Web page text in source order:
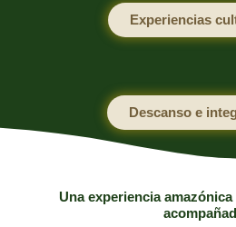
Experiencias
Descanso e
Una experiencia